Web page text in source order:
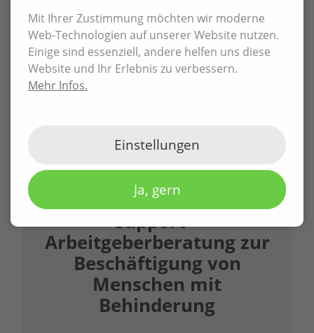
support –
Arbeitgeberberatung zur
Beschäftigung von
Menschen mit
Behinderung
Mit Ihrer Zustimmung möchten wir moderne
Web-Technologien auf unserer Website nutzen.
Einige sind essenziell, andere helfen uns diese
Website und Ihr Erlebnis zu verbessern.
Mehr Infos.
Einstellungen
Ja, gern